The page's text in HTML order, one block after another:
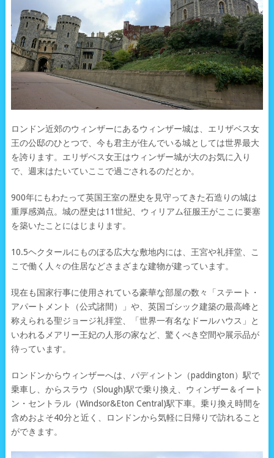
ロンドン近郊のウィンザーにあるウィンザー城は、エリザベス女
王の公邸のひとつで、今も君主が住んでいる城としては世界最大
を誇ります。エリザベス女王はウィンザー城が大のお気に入り
で、週末はたいていここで過ごされるのだとか。
900年にもわたって英国王室の歴史を見守ってきた石造りの城は
重厚感満点。城の歴史は11世紀、ウィリアム征服王がここに要塞
を築いたことにはじまります。
10.5ヘクタールにものぼる広大な敷地内には、王宮や礼拝堂、こ
こで働く人々の住居などさまざまな建物が建っています。
現在も国家行事に使用されている豪華な部屋の数々「ステート・
アパートメント（公式諸間）」や、英国ゴシック建築の最高峰と
称えられる聖ジョージ礼拝堂、「世界一有名なドールハウス」と
いわれるメアリー王妃の人形の家など、驚くべき空間や展示品が
待っています。
ロンドンからウィンザーへは、パディントン（paddington）駅で
乗車し、からスラウ（Slough)駅で乗り換え、ウィンザー＆イート
ン・セントラル（Windsor&Eton Central)駅下車。乗り換え時間を
含めおよそ40分と近く、ロンドンから気軽に日帰りで訪れること
ができます。